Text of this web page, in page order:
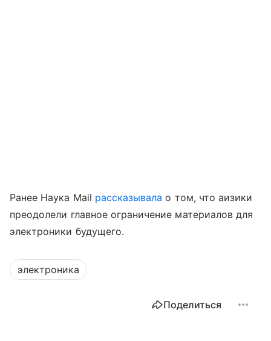
Ранее Наука Mail рассказывала о том, что aизики
преодолели главное ограничение материалов для
электроники будущего.
электроника
Поделиться